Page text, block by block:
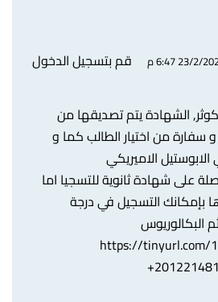
2021 6:47 م
قم بتسجيل الدخول
الشهادة يتم تصديقها من
و سفارة من اختيار الطالب كما و
الاميريكي
على شهادة ثانوية للتسجيا اما
بإمكانك التسجيل في درجة
https://tinyurl.com/